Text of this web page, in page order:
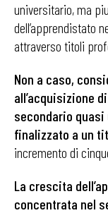
universitario, ma
dell’apprendistato
attraverso titoli
Non a caso,
all’acquisizione
secondario
finalizzato a un
incremento di
La crescita
concentrata nel